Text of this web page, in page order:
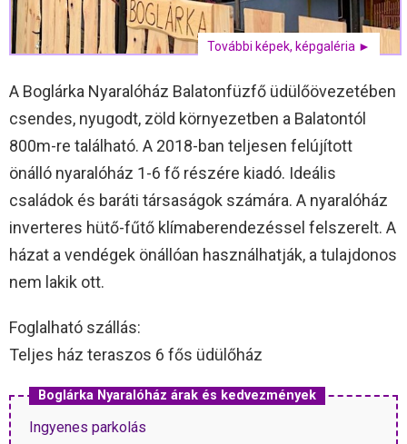
További képek, képgaléria ►
A Boglárka Nyaralóház Balatonfüzfő üdülőövezetében
csendes, nyugodt, zöld környezetben a Balatontól
800m-re található. A 2018-ban teljesen felújított
önálló nyaralóház 1-6 fő részére kiadó. Ideális
családok és baráti társaságok számára. A nyaralóház
inverteres hütő-fűtő klímaberendezéssel felszerelt. A
házat a vendégek önállóan használhatják, a tulajdonos
nem lakik ott.
Foglalható szállás:
Teljes ház teraszos 6 fős üdülőház
Boglárka Nyaralóház árak és kedvezmények
Ingyenes parkolás